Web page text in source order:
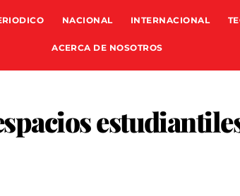
NACIONAL INTERNACIONAL
ACERCA DE NOSOTROS